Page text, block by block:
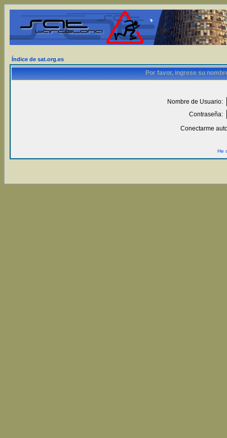
Índice de sat.org.es
Por favor, ingrese su
Nombre de Usuario:
Contraseña:
Conectarme
He